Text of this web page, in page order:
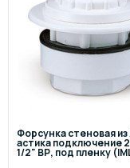
Форсунка стеновая из
астика подключение
1/2" ВР, под пленку